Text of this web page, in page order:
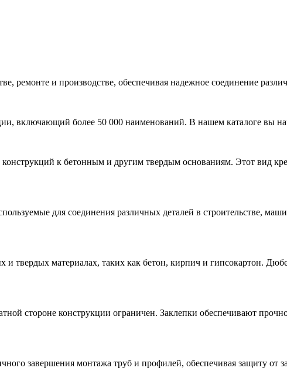
ремонте и производстве, обеспечивая надежное соединение
включающий более 50 000 наименований. В нашем каталоге вы
к бетонным и другим твердым основаниям. Этот вид
для соединения различных деталей в строительстве,
твердых материалах, таких как бетон, кирпич и гипсокартон.
стороне конструкции ограничен. Заклепки обеспечивают
завершения монтажа труб и профилей, обеспечивая защиту от